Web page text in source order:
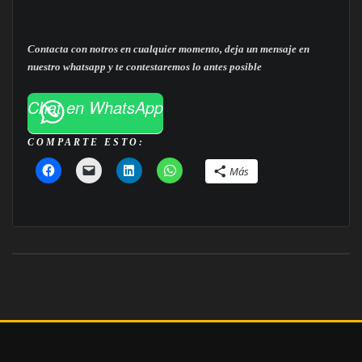
Contacta con notros en cualquier momento, deja un mensaje en
nuestro whatsapp y te contestaremos lo antes posible
Chat en WhatsApp
COMPARTE ESTO:
Más